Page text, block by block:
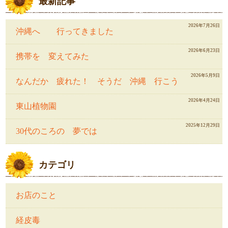
沖縄へ 行ってきました
2026年7月26日
携帯を 変えてみた
2026年6月23日
なんだか 疲れた！ そうだ 沖縄 行こう
2026年5月9日
東山植物園
2026年4月24日
30代のころの 夢では
2025年12月29日
カテゴリ
お店のこと
経皮毒